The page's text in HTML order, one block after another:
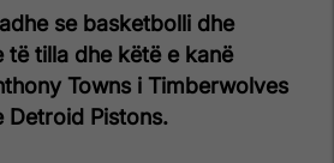
se basketbolli dhe
të tilla dhe këtë e kanë
Towns i Timberwolves
Detroid Pistons.